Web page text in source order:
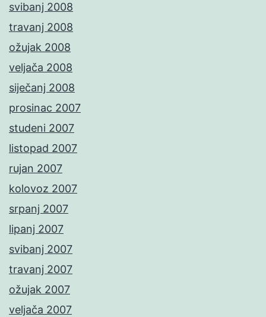
svibanj 2008
travanj 2008
ožujak 2008
veljača 2008
siječanj 2008
prosinac 2007
studeni 2007
listopad 2007
rujan 2007
kolovoz 2007
srpanj 2007
lipanj 2007
svibanj 2007
travanj 2007
ožujak 2007
veljača 2007